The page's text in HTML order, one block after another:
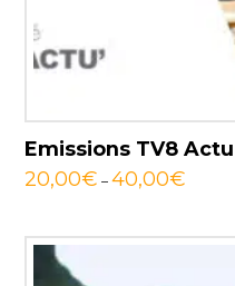
Emissions TV8 Actu
20,00€ –40,00€